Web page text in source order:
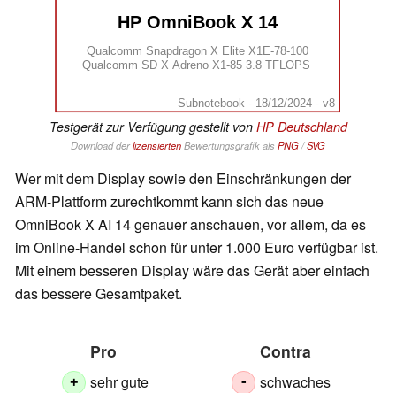
HP OmniBook X 14
Qualcomm Snapdragon X Elite X1E-78-100
Qualcomm SD X Adreno X1-85 3.8 TFLOPS
Subnotebook - 18/12/2024 - v8
Testgerät zur Verfügung gestellt von HP Deutschland
Download derlizensiertenBewertungsgrafik als PNG/SVG
Wer mit dem Display sowie den Einschränkungen der
ARM-Plattform zurechtkommt kann sich das neue
OmniBook X AI 14 genauer anschauen, vor allem, da es
im Online-Handel schon für unter 1.000 Euro verfügbar ist.
Mit einem besseren Display wäre das Gerät aber einfach
das bessere Gesamtpaket.
Pro
+
sehr gute
Contra
-
schwaches